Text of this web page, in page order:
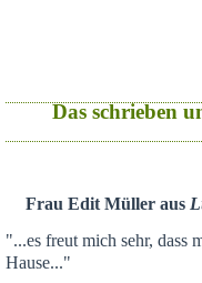
Das schrieben
Frau Edit Müller aus
"...es freut mich sehr, dass
Hause..."